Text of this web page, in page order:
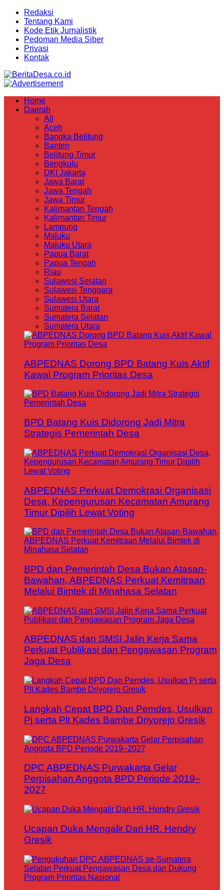
Redaksi
Tentang Kami
Kode Etik Jurnalistik
Pedoman Media Siber
Privasi
Kontak
Home
Daerah
All
Aceh
Bangka Belitung
Banten
Belitung Timur
Bengkulu
DKI Jakarta
Jawa Barat
Jawa Tengah
Jawa Timur
Kalimantan Tengah
Kalimantan Timur
Lampung
Maluku
Maluku Utara
Papua Barat
Papua Tengah
Riau
Sulawesi Selatan
Sulawesi Tenggara
Sulawesi Utara
Sumatera Barat
Sumatera Selatan
Sumatera Utara
ABPEDNAS Dorong BPD Batang Kuis Aktif
Kawal Program Prioritas Desa
BPD Batang Kuis Didorong Jadi Mitra
Strategis Pemerintah Desa
ABPEDNAS Perkuat Demokrasi Organisasi
Desa, Kepengurusan Kecamatan Amurang
Timur Dipilih Lewat Voting
BPD dan Pemerintah Desa Bukan Atasan-
Bawahan, ABPEDNAS Perkuat Kemitraan
Melalui Bimtek di Minahasa Selatan
ABPEDNAS dan SMSI Jalin Kerja Sama
Perkuat Publikasi dan Pengawasan Program
Jaga Desa
Langkah Cepat BPD Dan Pemdes, Usulkan
Pj serta Plt Kades Bambe Driyorejo Gresik
DPC ABPEDNAS Purwakarta Gelar
Perpisahan Anggota BPD Periode 2019–
2027
Ucapan Duka Mengalir Dari HR. Hendry
Gresik